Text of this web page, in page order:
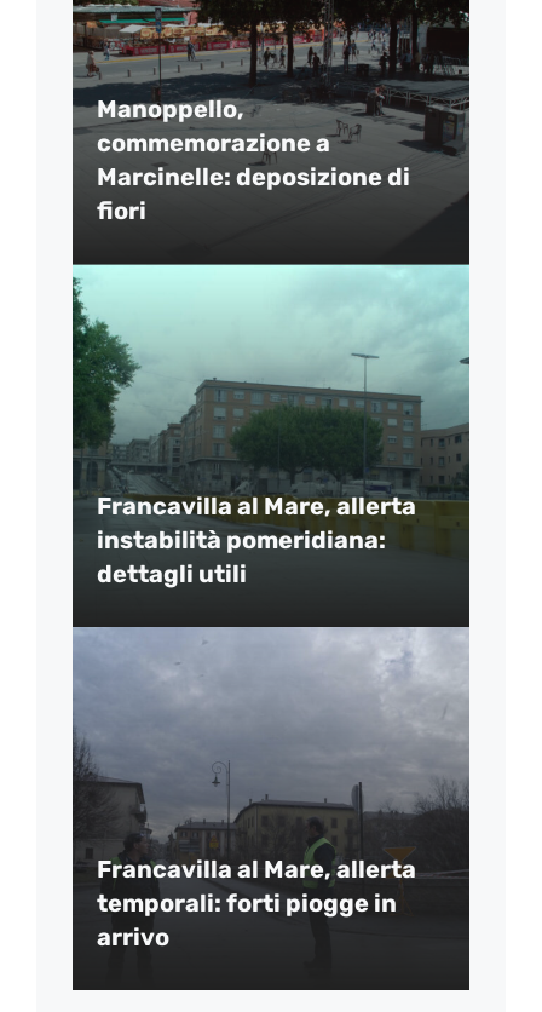
Manoppello,
commemorazione a
Marcinelle: deposizione di
fiori
Francavilla al Mare, allerta
instabilità pomeridiana:
dettagli utili
Francavilla al Mare, allerta
temporali: forti piogge in
arrivo